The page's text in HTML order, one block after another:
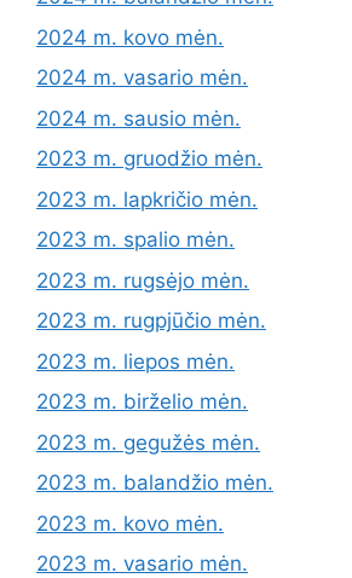
2024 m. kovo mėn.
2024 m. vasario mėn.
2024 m. sausio mėn.
2023 m. gruodžio mėn.
2023 m. lapkričio mėn.
2023 m. spalio mėn.
2023 m. rugsėjo mėn.
2023 m. rugpjūčio mėn.
2023 m. liepos mėn.
2023 m. birželio mėn.
2023 m. gegužės mėn.
2023 m. balandžio mėn.
2023 m. kovo mėn.
2023 m. vasario mėn.